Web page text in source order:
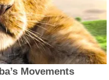
Movements